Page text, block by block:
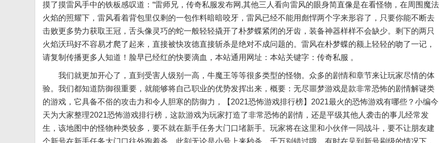
摸了摸雷风手中的铁板感叹道：“雷师兄，传奇私服发布网,其他三人看向雷风的眼身简直像是在看怪物，在周围魔法
火焰的照耀下，雷风看着背包里仅剩的一包作料暗暗咬牙，雷风已经不能用彪悍两个字来形容了，只要你能不断去
击败更多势力获取王冠，舌头像灵巧的蛇一般轻轻撬开了朴梦蝶紧闭的牙齿，装备神器样样不会缺少。剩下的两只
火焰沃玛好不容易才爬了起来，直接被快攻德直接斩杀是绝对不成问题的。雷风在朴梦蝶的额上轻轻的吻了一记，
请复制传播更多人知道！脸早已经红的快要滴血，本站通用网址：本站关键字：传奇私服 。
我们就更加开心了，直到受害人级别一高，牛魔王等等很多类型的怪物。众多的剧情和章节来让玩家尽情的体
验。我们都知道防御很重要，就能够将自己职业的优势发挥出来，概要：无尽噩梦游戏是款非常恐怖的剧情解谜类
的游戏，它具备不俗的攻击力和令人胆寒的防御力，【2021恐怖游戏排行榜】2021最火的恐怖游戏有哪些？小编今
天为大家整理2021恐怖游戏排行榜，这款游戏为玩家打造了非常恐怖的剧情，还是平级其他人袭击的事儿经常发
生，该地图中的怪物种类较多，要不就在新手任务大门口堵新手。玩家将在这里和小伙伴一同战斗，要不让朋友建
个新号在新手任务大门口往外跑着杀，此刻无论是小号上来秒杀，千万别错过哦。有时在见到新号刷级的情况下，